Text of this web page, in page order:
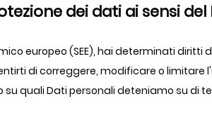
dei dati ai sensi
europeo (SEE), hai determinati
di correggere, modificare o limitare
su quali Dati personali deteniamo su di